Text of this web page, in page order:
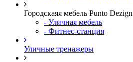
Городскаяя мебель Punto Dezign
- Уличная мебель
- Фитнес-станция
Уличные тренажеры